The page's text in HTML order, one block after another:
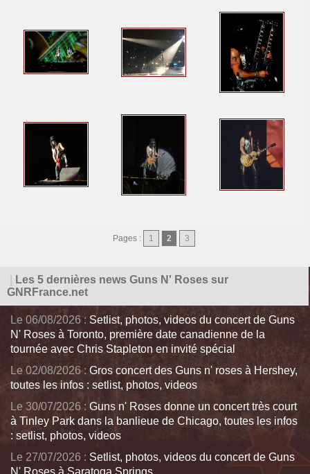
Pages : 1 2 3
Les 5 dernières news Guns N' Roses sur
GNRFrance.net
Le 06/08/2026 : Setlist, photos, videos du concert de Guns
N' Roses à Toronto, première date canadienne de la
tournée avec Chris Stapleton en invité spécial
Le 02/08/2026 : Gros concert des Guns n' roses à Hershey,
toutes les infos : setlist, photos, videos
Le 30/07/2026 : Guns n' Roses donne un concert très court
à Tinley Park dans la banlieue de Chicago, toutes les infos
: setlist, photos, videos
Le 27/07/2026 : Setlist, photos, videos du concert de Guns
N' Roses à Saratoga Springs